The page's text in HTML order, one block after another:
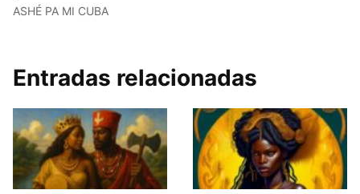
ASHÉ PA MI CUBA
Entradas relacionadas